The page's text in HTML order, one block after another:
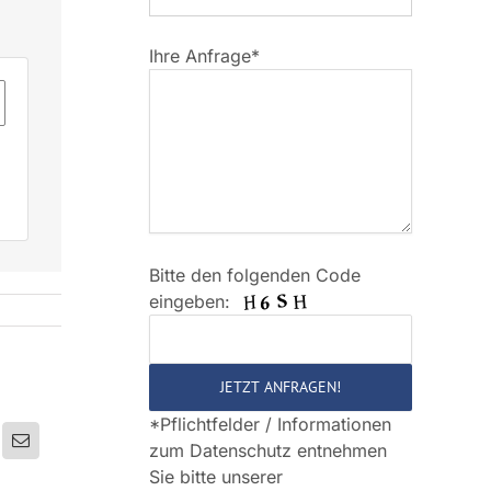
Email
Ihre Anfrage*
Bitte
lasse
leer.
Bitte den folgenden Code
eingeben:
*Pflichtfelder / Informationen
zum Datenschutz entnehmen
Sie bitte unserer